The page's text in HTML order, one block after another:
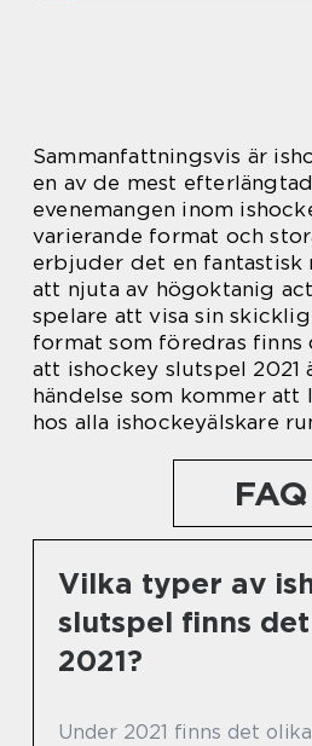
Sammanfattningsvis är
en av de mest
evenemangen inom
varierande format och
erbjuder det en
att njuta av högoktanig
spelare att visa sin
format som föredras
att ishockey slutspel 2021
händelse som kommer att
hos alla ishockeyälskare
FAQ
Vilka typer av
slutspel finns
2021?
Under 2021 finns det